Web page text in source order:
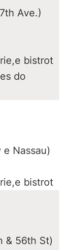
Ave.)
bistrot
do
Nassau)
bistrot
& 56th St)